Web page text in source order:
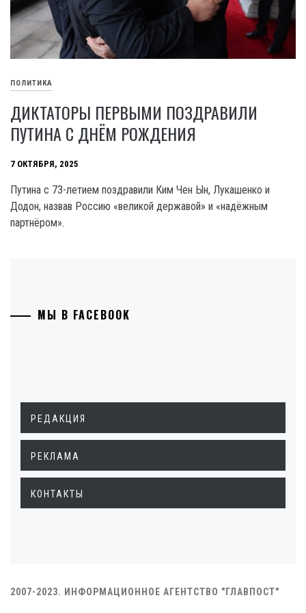
ПОЛИТИКА
ДИКТАТОРЫ ПЕРВЫМИ ПОЗДРАВИЛИ
ПУТИНА С ДНЁМ РОЖДЕНИЯ
7 ОКТЯБРЯ, 2025
Путина с 73-летием поздравили Ким Чен Ын, Лукашенко и
Додон, назвав Россию «великой державой» и «надёжным
партнёром».
МЫ В FACEBOOK
РЕДАКЦИЯ
РЕКЛАМА
КОНТАКТЫ
2007-2023. ИНФОРМАЦИОННОЕ АГЕНТСТВО "ГЛАВПОСТ"